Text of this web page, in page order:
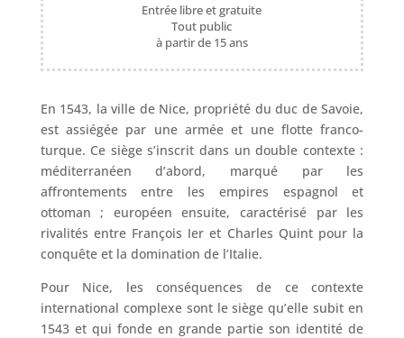
Entrée libre et gratuite
Tout public
à partir de 15 ans
En 1543, la ville de Nice, propriété du duc de Savoie,
est assiégée par une armée et une flotte franco-
turque. Ce siège s’inscrit dans un double contexte :
méditerranéen d’abord, marqué par les
affrontements entre les empires espagnol et
ottoman ; européen ensuite, caractérisé par les
rivalités entre François Ier et Charles Quint pour la
conquête et la domination de l’Italie.
Pour Nice, les conséquences de ce contexte
international complexe sont le siège qu’elle subit en
1543 et qui fonde en grande partie son identité de